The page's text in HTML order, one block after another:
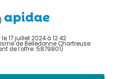
17 juillet 2024 à 12:42
de Belledonne Chartreuse
de l'offre: 5879801)